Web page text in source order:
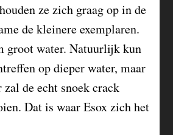
ze zich graag op in de
de kleinere exemplaren.
groot water. Natuurlijk kun
op dieper water, maar
zal de echt snoek crack
Dat is waar Esox zich het